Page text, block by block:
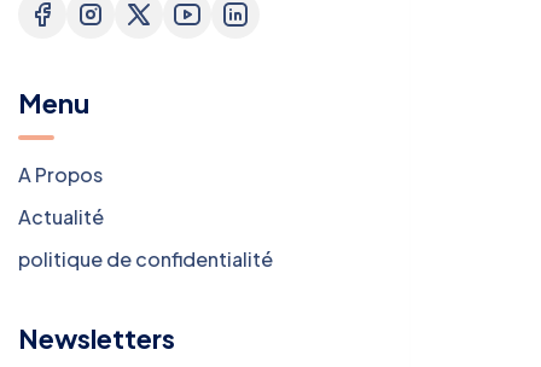
Menu
A Propos
Actualité
politique de confidentialité
Newsletters